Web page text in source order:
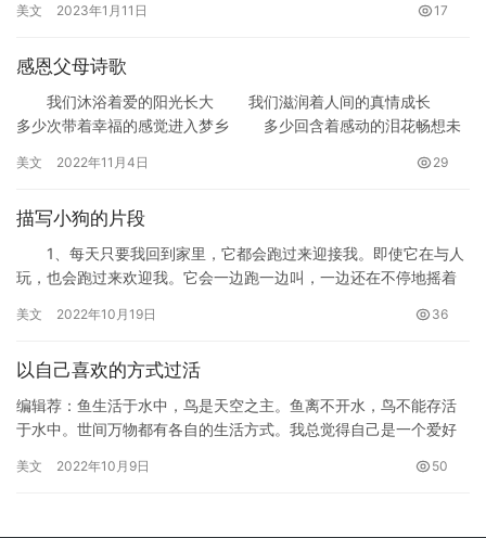
美文 2023年1月11日 17
感恩父母诗歌
我们沐浴着爱的阳光长大 我们滋润着人间的真情成长
多少次带着幸福的感觉进入梦乡 多少回含着感动的泪花畅想未
美文 2022年11月4日 29
描写小狗的片段
1、每天只要我回到家里，它都会跑过来迎接我。即使它在与人
玩，也会跑过来欢迎我。它会一边跑一边叫，一边还在不停地摇着
还会…
美文 2022年10月19日 36
以自己喜欢的方式过活
编辑荐：鱼生活于水中，鸟是天空之主。鱼离不开水，鸟不能存活
于水中。世间万物都有各自的生活方式。我总觉得自己是一个爱好
是那么…
美文 2022年10月9日 50